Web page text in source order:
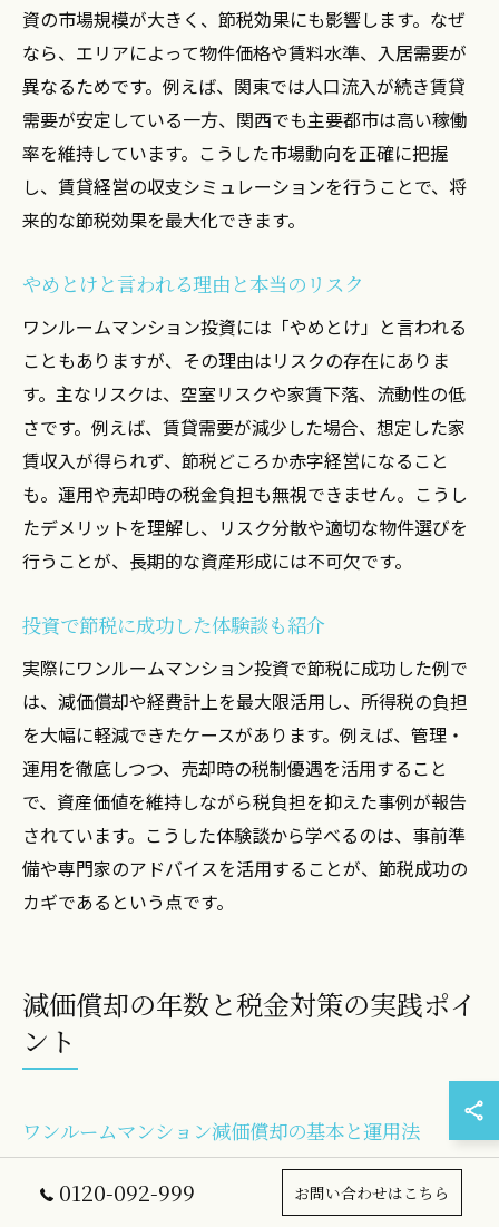
資の市場規模が大きく、節税効果にも影響します。なぜ
なら、エリアによって物件価格や賃料水準、入居需要が
異なるためです。例えば、関東では人口流入が続き賃貸
需要が安定している一方、関西でも主要都市は高い稼働
率を維持しています。こうした市場動向を正確に把握
し、賃貸経営の収支シミュレーションを行うことで、将
来的な節税効果を最大化できます。
やめとけと言われる理由と本当のリスク
ワンルームマンション投資には「やめとけ」と言われる
こともありますが、その理由はリスクの存在にありま
す。主なリスクは、空室リスクや家賃下落、流動性の低
さです。例えば、賃貸需要が減少した場合、想定した家
賃収入が得られず、節税どころか赤字経営になること
も。運用や売却時の税金負担も無視できません。こうし
たデメリットを理解し、リスク分散や適切な物件選びを
行うことが、長期的な資産形成には不可欠です。
投資で節税に成功した体験談も紹介
実際にワンルームマンション投資で節税に成功した例で
は、減価償却や経費計上を最大限活用し、所得税の負担
を大幅に軽減できたケースがあります。例えば、管理・
運用を徹底しつつ、売却時の税制優遇を活用すること
で、資産価値を維持しながら税負担を抑えた事例が報告
されています。こうした体験談から学べるのは、事前準
備や専門家のアドバイスを活用することが、節税成功の
カギであるという点です。
減価償却の年数と税金対策の実践ポイ
ント
ワンルームマンション減価償却の基本と運用法
ワンルームマンション投資で節税を実現するには、減価
償却の仕組みを正確に理解することが重要です。減価償
0120-092-999 お問い合わせはこちら